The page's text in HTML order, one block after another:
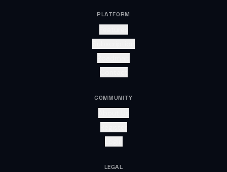
PLATFORM
COMMUNITY
LEGAL